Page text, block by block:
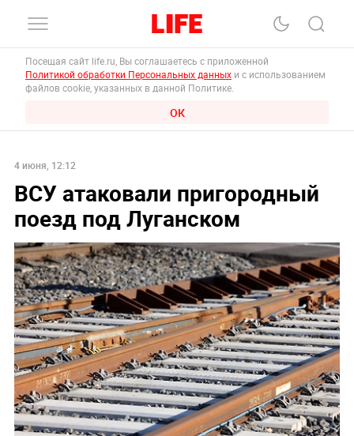
Посещая сайт life.ru, Вы соглашаетесь с приложенной
Политикой обработки Персональных данных и с использованием
файлов cookie, указанных в данной Политике.
ОК
4 июня, 12:12
ВСУ атаковали пригородный
поезд под Луганском